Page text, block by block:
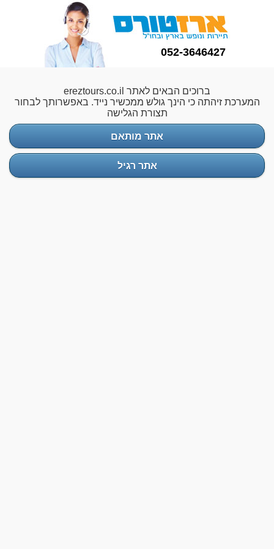
052-3646427
ברוכים הבאים לאתר ereztours.co.il
המערכת זיהתה כי הינך גולש ממכשיר נייד. באפשרותך לבחור
תצורת הגלישה
אתר מותאם
אתר רגיל